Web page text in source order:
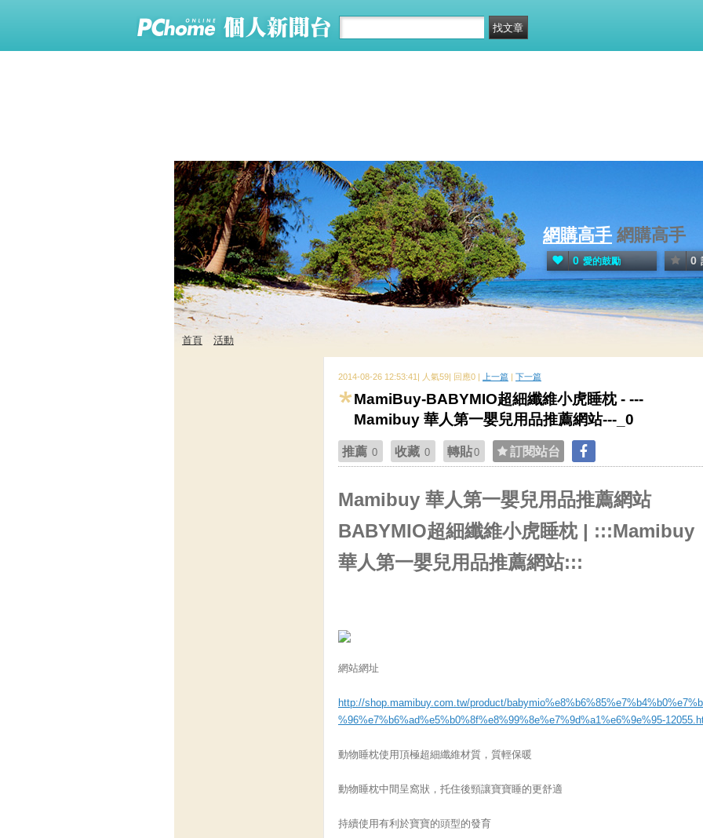
網購高手 網購高手
0 愛的鼓勵 0
首頁 活動
2014-08-26 12:53:41| 人氣59| 回應0 | 上一篇 | 下一篇
MamiBuy-BABYMIO超細纖維小虎睡枕 - ---
Mamibuy 華人第一嬰兒用品推薦網站---_0
推薦 0 收藏 0 轉貼0 訂閱站台
Mamibuy 華人第一嬰兒用品推薦網站
BABYMIO超細纖維小虎睡枕 | :::Mamibuy
華人第一嬰兒用品推薦網站:::
網站網址
http://shop.mamibuy.com.tw/product/
%96%e7%b6%ad%e5%b0%8f%e8%99%8e%e7%9d%a1%e6%9e%95-
動物睡枕使用頂極超細纖維材質，質輕保暖
動物睡枕中間呈窩狀，托住後頸讓寶寶睡的更舒適
持續使用有利於寶寶的頭型的發育